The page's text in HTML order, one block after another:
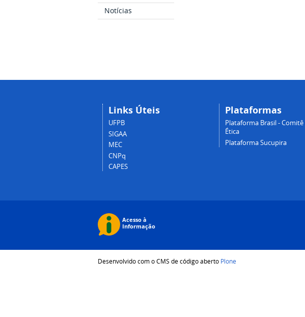
Notícias
Links Úteis
UFPB
SIGAA
MEC
CNPq
CAPES
Plataformas
Plataforma Brasil - Comitê
Ética
Plataforma Sucupira
Desenvolvido com o CMS de código aberto Plone